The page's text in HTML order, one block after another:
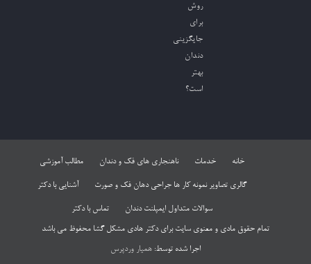
روش
برای
جایگزینی
دندان
بهتر
است؟
خانه خدمات ناهنجاری های فک و دندان مطالب آموزشی
گالری تصاویر نمونه کار ها جراحی دهان فک و صورت آشنایی با دکتر
سوالات متداول ایمپلنت دندان تماس با دکتر
تمام حقوق مادی و معنوی سایت برای دکتر هادی مشکل گشا محفوظ می باشد
اجرا شده توسط: همیار وردپرس